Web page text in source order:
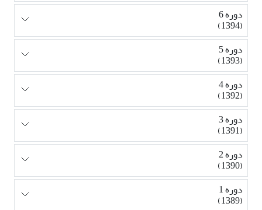
دوره 6
(1394)
دوره 5
(1393)
دوره 4
(1392)
دوره 3
(1391)
دوره 2
(1390)
دوره 1
(1389)